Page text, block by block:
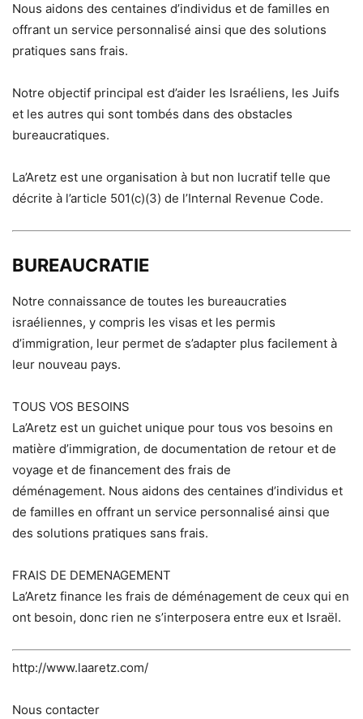
Nous aidons des centaines d’individus et de familles en
offrant un service personnalisé ainsi que des solutions
pratiques sans frais.
Notre objectif principal est d’aider les Israéliens, les Juifs
et les autres qui sont tombés dans des obstacles
bureaucratiques.
La’Aretz est une organisation à but non lucratif telle que
décrite à l’article 501(c)(3) de l’Internal Revenue Code.
BUREAUCRATIE
Notre connaissance de toutes les bureaucraties
israéliennes, y compris les visas et les permis
d’immigration, leur permet de s’adapter plus facilement à
leur nouveau pays.
TOUS VOS BESOINS
La’Aretz est un guichet unique pour tous vos besoins en
matière d’immigration, de documentation de retour et de
voyage et de financement des frais de
déménagement. Nous aidons des centaines d’individus et
de familles en offrant un service personnalisé ainsi que
des solutions pratiques sans frais.
FRAIS DE DEMENAGEMENT
La’Aretz finance les frais de déménagement de ceux qui en
ont besoin, donc rien ne s’interposera entre eux et Israël.
http://www.laaretz.com/
Nous contacter